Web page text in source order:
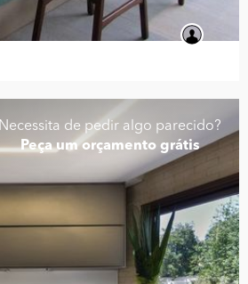
Necessita de pedir algo parecido?
Peça um orçamento grátis